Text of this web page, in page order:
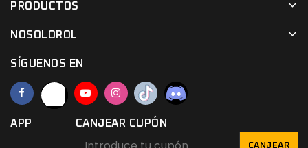
PRODUCTOS
NOSOLOROL
SÍGUENOS EN
APP CANJEAR CUPÓN
CANJEAR